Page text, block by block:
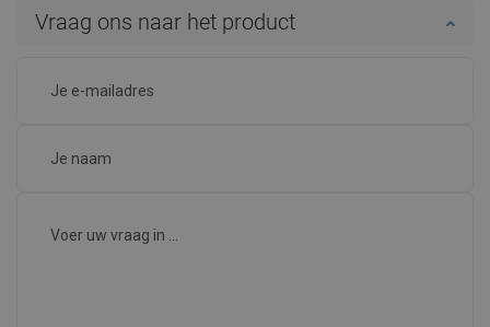
Vraag ons naar het product